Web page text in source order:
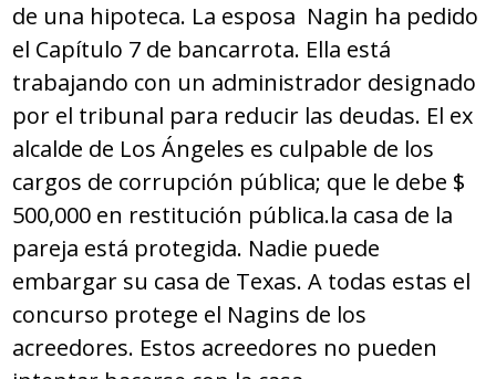
de una hipoteca. La esposa Nagin ha pedido
el Capítulo 7 de bancarrota. Ella está
trabajando con un administrador designado
por el tribunal para reducir las deudas. El ex
alcalde de Los Ángeles es culpable de los
cargos de corrupción pública; que le debe $
500,000 en restitución pública.la casa de la
pareja está protegida. Nadie puede
embargar su casa de Texas. A todas estas el
concurso protege el Nagins de los
acreedores. Estos acreedores no pueden